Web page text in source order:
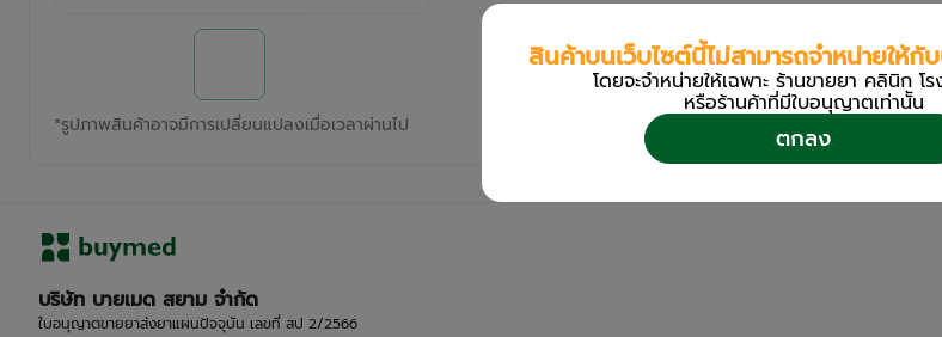
*รูปภาพสินค้าอาจมีการเปลี่ยนแปลงเมื่อเวลาผ่านไป
บริษัท บายเมด สยาม จำกัด
ใบอนุญาตขายยาส่งยาแผนปัจจุบัน เลขที่ สป 2/2566
สินค้าบนเว็บไซต์นี้ไม่สามารถจำหน่ายให้กั
โดยจะจำหน่ายให้เฉพาะ ร้านขายยา คลินิก โ
หรือร้านค้าที่มีใบอนุญาตเท่านััน
ตกลง